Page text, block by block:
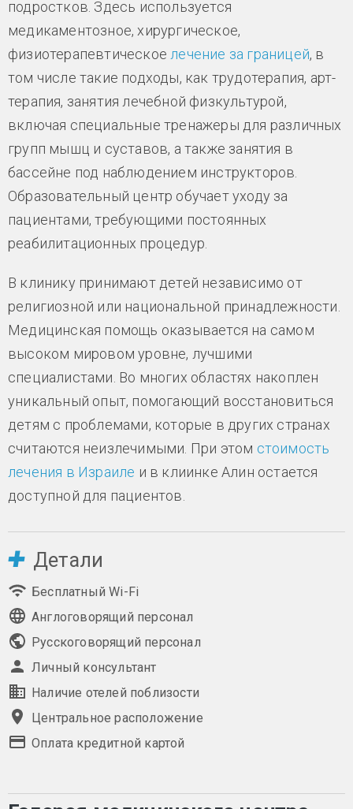
подростков. Здесь используется
медикаментозное, хирургическое,
физиотерапевтическоелечение за границей, в
том числе такие подходы, как трудотерапия, арт-
терапия, занятия лечебной физкультурой,
включая специальные тренажеры для различных
групп мышц и суставов, а также занятия в
бассейне под наблюдением инструкторов.
Образовательный центр обучает уходу за
пациентами, требующими постоянных
реабилитационных процедур.
В клинику принимают детей независимо от
религиозной или национальной принадлежности.
Медицинская помощь оказывается на самом
высоком мировом уровне, лучшими
специалистами. Во многих областях накоплен
уникальный опыт, помогающий восстановиться
детям с проблемами, которые в других странах
считаются неизлечимыми. При этом стоимость
лечения в Израиле и в клиинке Алин остается
доступной для пациентов.
Детали
Бесплатный Wi-Fi
Англоговорящий персонал
Русскоговорящий персонал
Личный консультант
Наличие отелей поблизости
Центральное расположение
Оплата кредитной картой